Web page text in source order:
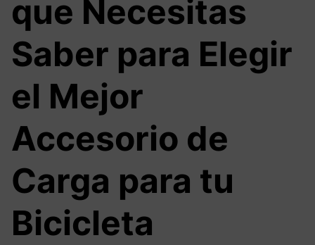
que Necesitas
Saber para Elegir
el Mejor
Accesorio de
Carga para tu
Bicicleta